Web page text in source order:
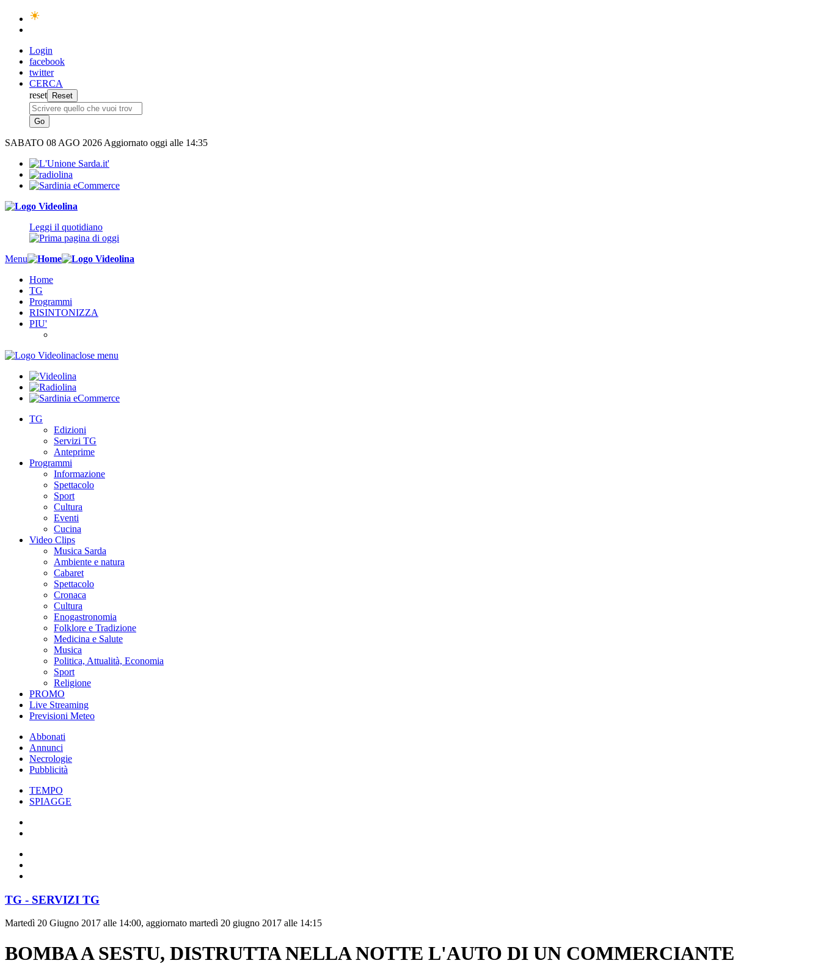
Login
facebook
twitter
CERCA
reset
SABATO 08 AGO 2026 Aggiornato oggi alle 14:35
Leggi il quotidiano
Menu
Home
TG
Programmi
RISINTONIZZA
PIU'
close menu
TG
Edizioni
Servizi TG
Anteprime
Programmi
Informazione
Spettacolo
Sport
Cultura
Eventi
Cucina
Video Clips
Musica Sarda
Ambiente e natura
Cabaret
Spettacolo
Cronaca
Cultura
Enogastronomia
Folklore e Tradizione
Medicina e Salute
Musica
Politica, Attualità, Economia
Sport
Religione
PROMO
Live Streaming
Previsioni Meteo
Abbonati
Annunci
Necrologie
Pubblicità
TEMPO
SPIAGGE
TG - SERVIZI TG
Martedì 20 Giugno 2017 alle 14:00, aggiornato martedì 20 giugno 2017 alle 14:15
BOMBA A SESTU, DISTRUTTA NELLA NOTTE L'AUTO DI UN COMMERCIANTE